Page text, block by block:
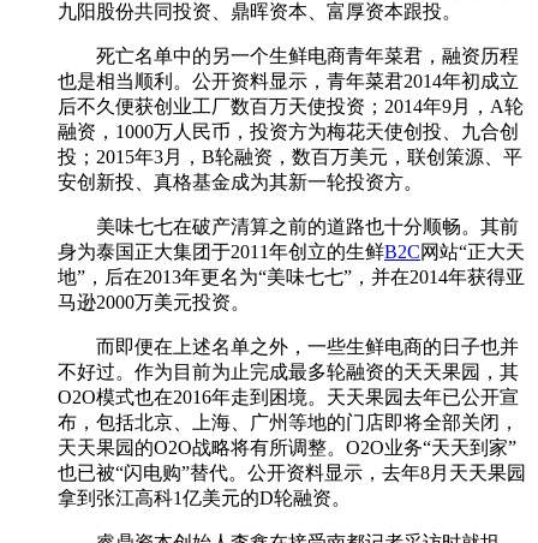
九阳股份共同投资、鼎晖资本、富厚资本跟投。
死亡名单中的另一个生鲜电商青年菜君，融资历程
也是相当顺利。公开资料显示，青年菜君2014年初成立
后不久便获创业工厂数百万天使投资；2014年9月，A轮
融资，1000万人民币，投资方为梅花天使创投、九合创
投；2015年3月，B轮融资，数百万美元，联创策源、平
安创新投、真格基金成为其新一轮投资方。
美味七七在破产清算之前的道路也十分顺畅。其前
身为泰国正大集团于2011年创立的生鲜B2C网站“正大天
地”，后在2013年更名为“美味七七”，并在2014年获得亚
马逊2000万美元投资。
而即便在上述名单之外，一些生鲜电商的日子也并
不好过。作为目前为止完成最多轮融资的天天果园，其
O2O模式也在2016年走到困境。天天果园去年已公开宣
布，包括北京、上海、广州等地的门店即将全部关闭，
天天果园的O2O战略将有所调整。O2O业务“天天到家”
也已被“闪电购”替代。公开资料显示，去年8月天天果园
拿到张江高科1亿美元的D轮融资。